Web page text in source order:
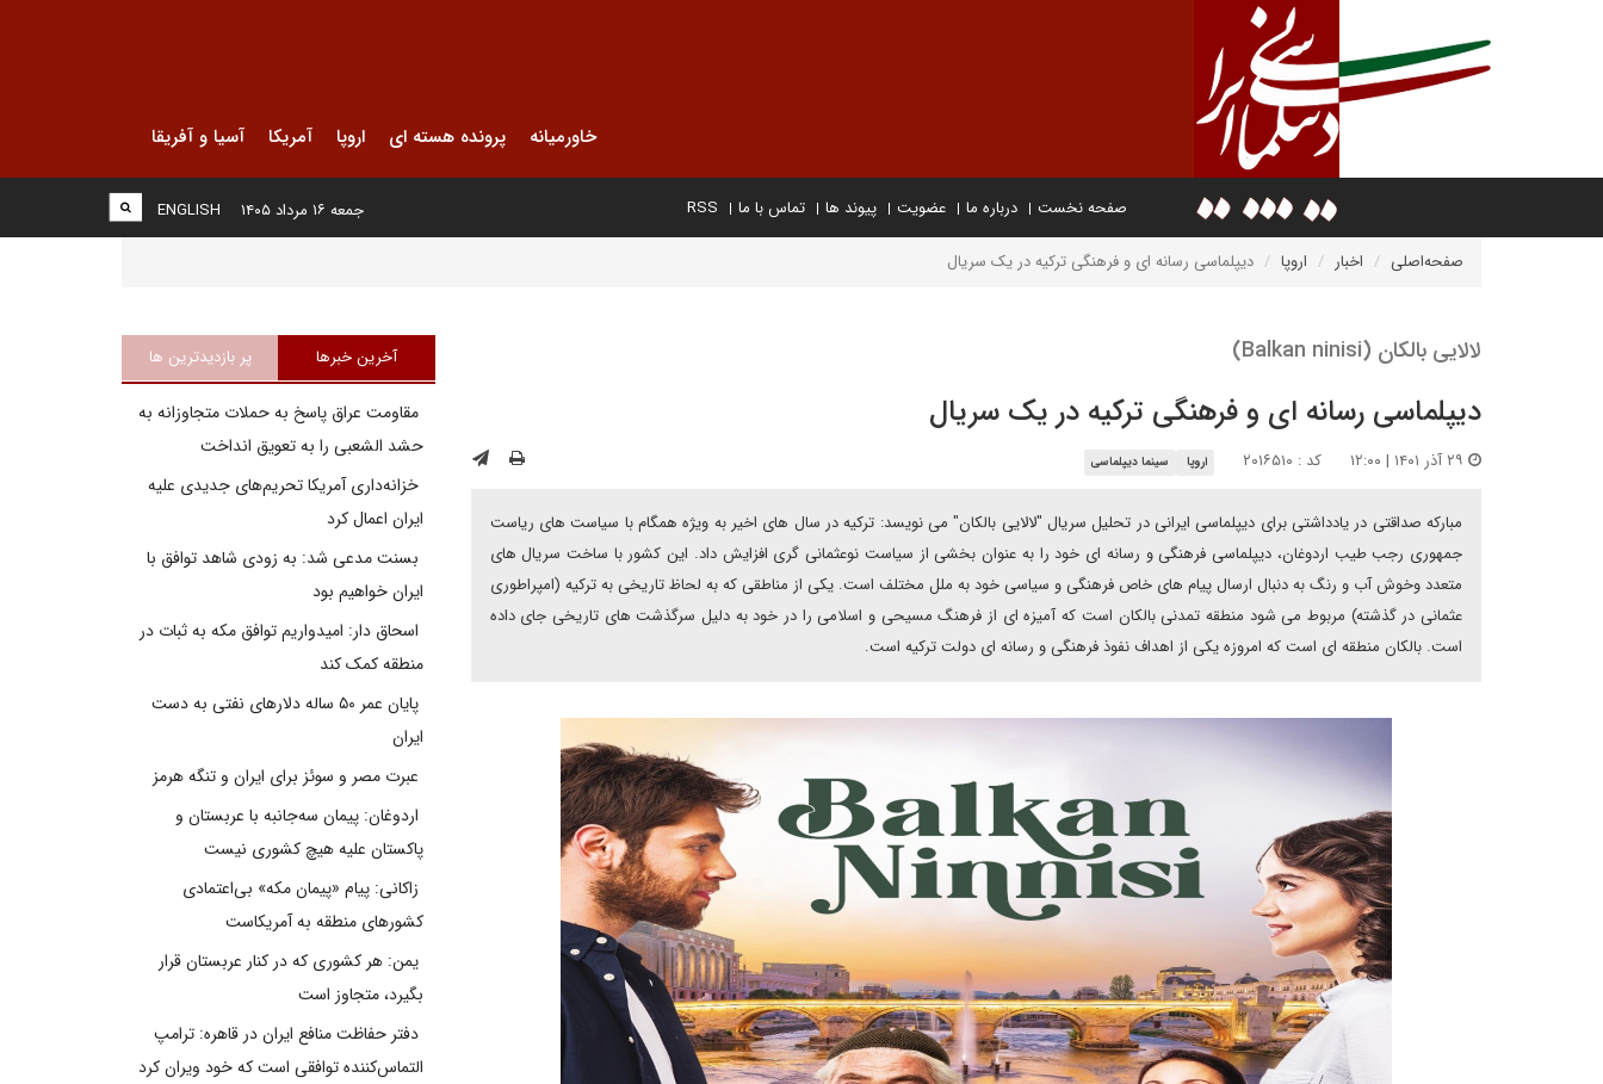
خاورمیانه پرونده هسته ای اروپا آمریکا آسیا و آفریقا
صفحه نخست درباره ما عضویت پیوند ها تماس با ما RSS
ENGLISH جمعه ۱۶ مرداد ۱۴۰۵
صفحه‌اصلی اخبار اروپا دیپلماسی رسانه ای و فرهنگی ترکیه در یک سریال
لالایی بالکان (Balkan ninisi)
دیپلماسی رسانه ای و فرهنگی ترکیه در یک سریال
کد : ۲۰۱۶۵۱۰ اروپا سینما دیپلماسی
مبارکه صداقتی در یادداشتی برای دیپلماسی ایرانی در تحلیل سریال "لالایی بالکان" می نویسد: ترکیه در سال های اخیر به ویژه همگام با سیاست های ریاست
جمهوری رجب طیب اردوغان، دیپلماسی فرهنگی و رسانه ای خود را به عنوان بخشی از سیاست نوعثمانی گری افزایش داد. این کشور با ساخت سریال های
متعدد وخوش آب و رنگ به دنبال ارسال پیام های خاص فرهنگی و سیاسی خود به ملل مختلف است. یکی از مناطقی که به لحاظ تاریخی به ترکیه (امپراطوری
عثمانی در گذشته) مربوط می شود منطقه تمدنی بالکان است که آمیزه ای از فرهنگ مسیحی و اسلامی را در خود به دلیل سرگذشت های تاریخی جای داده
است. بالکان منطقه ای است که امروزه یکی از اهداف نفوذ فرهنگی و رسانه ای دولت ترکیه است.
آخرین خبرها پر بازدیدترین ها
مقاومت عراق پاسخ به حملات متجاوزانه به
حشد الشعبی را به تعویق انداخت
خزانه‌داری آمریکا تحریم‌های جدیدی علیه
ایران اعمال کرد
بسنت مدعی شد: به زودی شاهد توافق با
ایران خواهیم بود
اسحاق دار: امیدواریم توافق مکه به ثبات در
منطقه کمک کند
پایان عمر ۵۰ ساله دلارهای نفتی به دست
ایران
عبرت مصر و سوئز برای ایران و تنگه هرمز
اردوغان: پیمان سه‌جانبه با عربستان و
پاکستان علیه هیچ کشوری نیست
زاکانی: پیام «پیمان مکه» بی‌اعتمادی
کشورهای منطقه به آمریکاست
یمن: هر کشوری که در کنار عربستان قرار
بگیرد، متجاوز است
دفتر حفاظت منافع ایران در قاهره: ترامپ
التماس‌کننده توافقی است که خود ویران کرد